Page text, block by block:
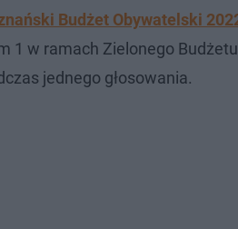
Budżet Obywatelski
1 w ramach Zielonego
jednego głosowania.